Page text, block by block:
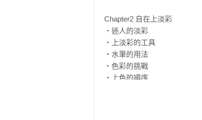
Chapter2 自在上淡彩
‧迷人的淡彩
‧上淡彩的工具
‧水筆的用法
‧色彩的挑戰
‧上色的順序